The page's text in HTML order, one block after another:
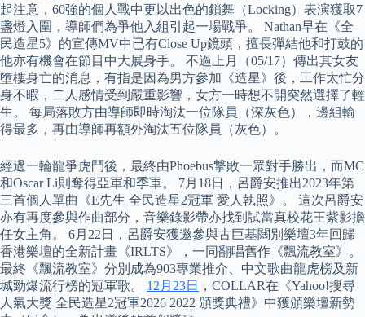
起注意，60強的個人戰中更以出色的鎖舞（Locking）表演獲取7
盞燈入圍，導師們為爭他入組引起一場戰爭。 Nathan早在《全
民造星5》的宣傳MV中已有Close Up鏡頭，擅長彈結他和打鼓的
他亦有機會在節目中大展身手。 不過上月（05/17）傳出其女友
墮樓身亡的消息，有指是因為男方參加《造星》後，工作太忙分
身不暇，二人感情受到嚴重影響，女方一時想不開突然選擇了輕
生。 每局落敗方由導師即時淘汰一位隊員（深灰色），邊組輸
得最多，再由導師再額外淘汰五位隊員（灰色）。
經過一輪龍爭虎鬥後，最終由Phoebus撃敗一眾對手勝出，而MC
和Oscar Li則奪得亞軍和季軍。 7月18日，呂爵安推出2023年第
三首個人單曲《E先生 全民造星2冠軍 愛人執照》。 這次呂爵安
亦有再度參與作曲部分，音樂錄影帶亦找到試當真校花王紫影擔
任女主角。 6月22日，呂爵安獲邀參與古巨基闊別樂壇3年回歸
香港樂壇的全新計畫《IRLTS》，一同翻唱舊作《飄流教室》。
最終《飄流教室》分別成為903專業推介、中文歌曲龍虎榜及新
城勁爆流行榜的冠軍歌。 12月23日
，COLLAR在《Yahoo!搜尋
人氣大獎 全民造星2冠軍2026 2022 頒獎典禮》中獲頒樂壇新勢